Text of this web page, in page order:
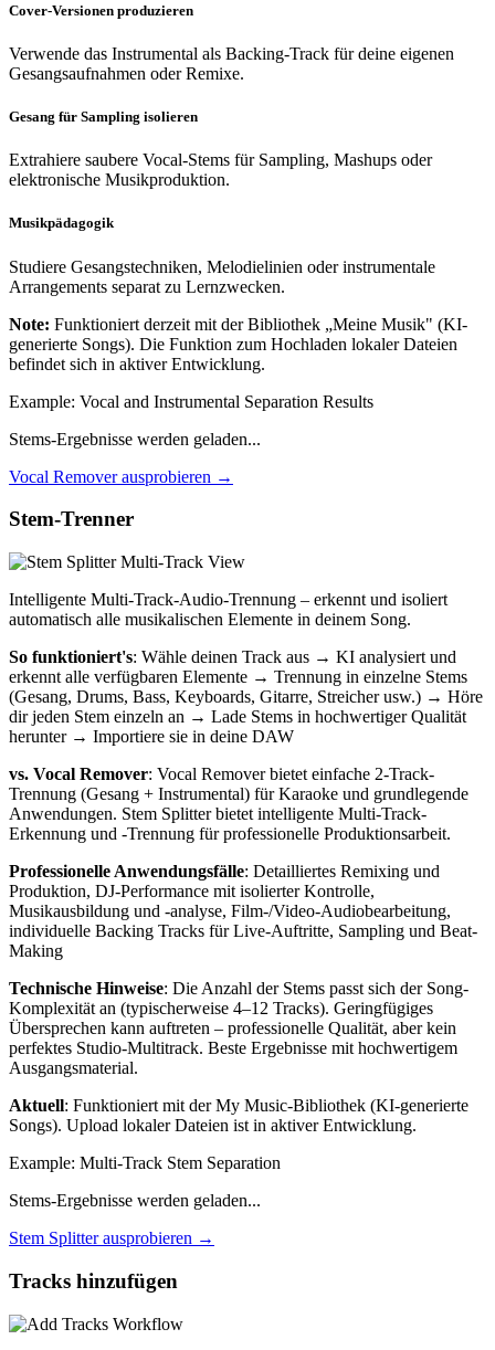
Cover-Versionen produzieren
Verwende das Instrumental als Backing-Track für deine eigenen
Gesangsaufnahmen oder Remixe.
Gesang für Sampling isolieren
Extrahiere saubere Vocal-Stems für Sampling, Mashups oder
elektronische Musikproduktion.
Musikpädagogik
Studiere Gesangstechniken, Melodielinien oder instrumentale
Arrangements separat zu Lernzwecken.
Note: Funktioniert derzeit mit der Bibliothek „Meine Musik" (KI-
generierte Songs). Die Funktion zum Hochladen lokaler Dateien
befindet sich in aktiver Entwicklung.
Example: Vocal and Instrumental Separation Results
Stems-Ergebnisse werden geladen...
Vocal Remover ausprobieren →
Stem-Trenner
Intelligente Multi-Track-Audio-Trennung – erkennt und isoliert
automatisch alle musikalischen Elemente in deinem Song.
So funktioniert's: Wähle deinen Track aus → KI analysiert und
erkennt alle verfügbaren Elemente → Trennung in einzelne Stems
(Gesang, Drums, Bass, Keyboards, Gitarre, Streicher usw.) → Höre
dir jeden Stem einzeln an → Lade Stems in hochwertiger Qualität
herunter → Importiere sie in deine DAW
vs. Vocal Remover: Vocal Remover bietet einfache 2-Track-
Trennung (Gesang + Instrumental) für Karaoke und grundlegende
Anwendungen. Stem Splitter bietet intelligente Multi-Track-
Erkennung und -Trennung für professionelle Produktionsarbeit.
Professionelle Anwendungsfälle: Detailliertes Remixing und
Produktion, DJ-Performance mit isolierter Kontrolle,
Musikausbildung und -analyse, Film-/Video-Audiobearbeitung,
individuelle Backing Tracks für Live-Auftritte, Sampling und Beat-
Making
Technische Hinweise: Die Anzahl der Stems passt sich der Song-
Komplexität an (typischerweise 4–12 Tracks). Geringfügiges
Übersprechen kann auftreten – professionelle Qualität, aber kein
perfektes Studio-Multitrack. Beste Ergebnisse mit hochwertigem
Ausgangsmaterial.
Aktuell: Funktioniert mit der My Music-Bibliothek (KI-generierte
Songs). Upload lokaler Dateien ist in aktiver Entwicklung.
Example: Multi-Track Stem Separation
Stems-Ergebnisse werden geladen...
Stem Splitter ausprobieren →
Tracks hinzufügen